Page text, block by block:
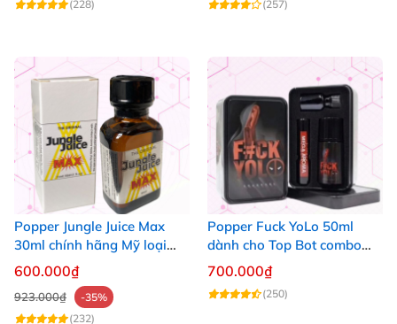
(228)
(257)
Popper Jungle Juice Max
30ml chính hãng Mỹ loại
mạnh cho Top Bot
600.000₫
923.000₫
-35%
(232)
Popper Fuck YoLo 50ml
dành cho Top Bot combo
hộp thiếc 40ml + 10ml
700.000₫
(250)